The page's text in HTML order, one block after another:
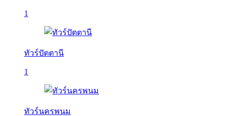
1
ทัวร์ปัตตานี
1
ทัวร์นครพนม